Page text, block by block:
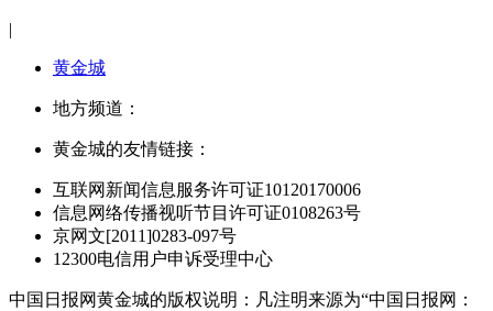
|
黄金城
地方频道：
黄金城的友情链接：
互联网新闻信息服务许可证10120170006
信息网络传播视听节目许可证0108263号
京网文[2011]0283-097号
12300电信用户申诉受理中心
中国日报网黄金城的版权说明：凡注明来源为“中国日报网：